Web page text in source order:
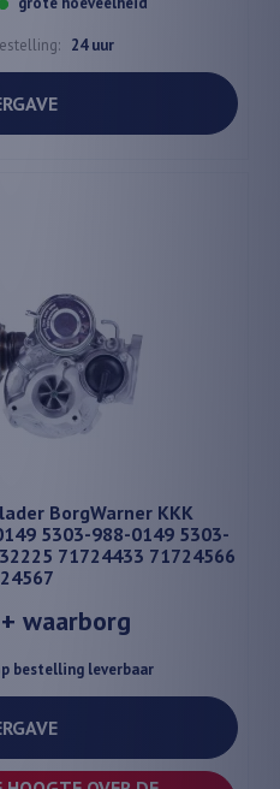
24 uur
BorgWarner KKK
5303-988-0149 5303-
71724433 71724566
waarborg
bestelling leverbaar